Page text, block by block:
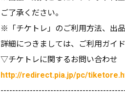
ご了承ください。
※「チケトレ」のご利用方法、出
詳細につきましては、ご利用ガイ
▽チケトレに関するお問い合わせ
http://redirect.pia.jp/pc/